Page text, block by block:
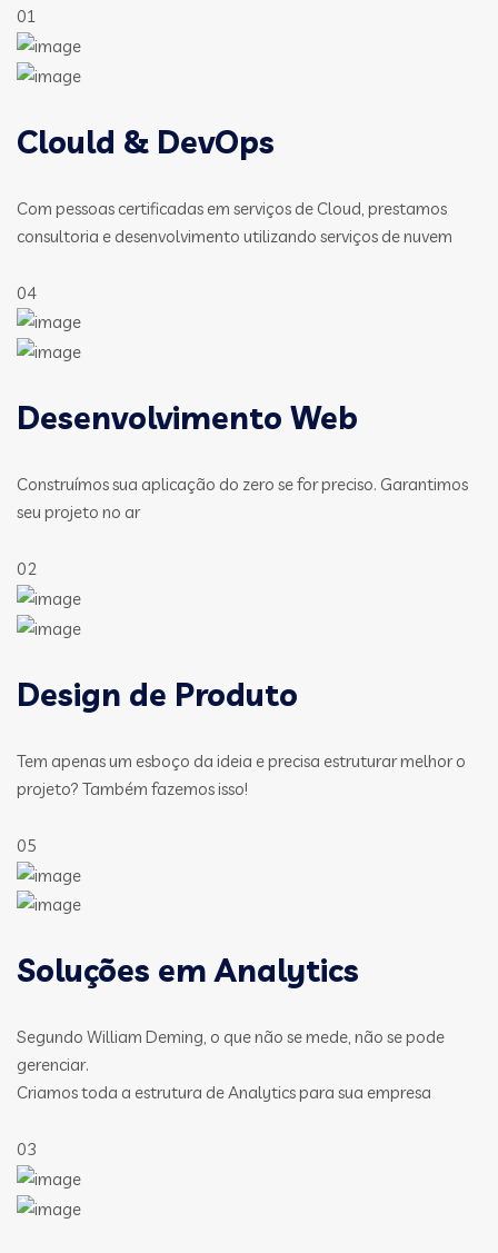
01
Clould & DevOps
Com pessoas certificadas em serviços de Cloud, prestamos
consultoria e desenvolvimento utilizando serviços de nuvem
04
Desenvolvimento Web
Construímos sua aplicação do zero se for preciso. Garantimos
seu projeto no ar
02
Design de Produto
Tem apenas um esboço da ideia e precisa estruturar melhor o
projeto? Também fazemos isso!
05
Soluções em Analytics
Segundo William Deming, o que não se mede, não se pode
gerenciar.
Criamos toda a estrutura de Analytics para sua empresa
03